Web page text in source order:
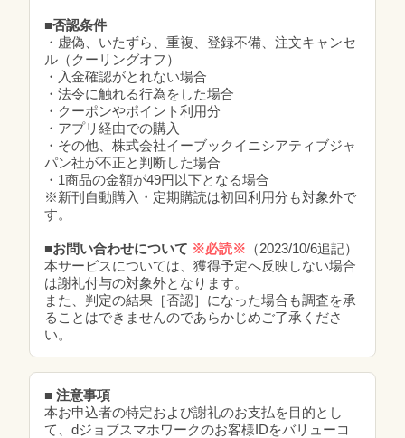
■否認条件
・虚偽、いたずら、重複、登録不備、注文キャンセ
ル（クーリングオフ）
・入金確認がとれない場合
・法令に触れる行為をした場合
・クーポンやポイント利用分
・アプリ経由での購入
・その他、株式会社イーブックイニシアティブジャ
パン社が不正と判断した場合
・1商品の金額が49円以下となる場合
※新刊自動購入・定期購読は初回利用分も対象外で
す。
■お問い合わせについて ※必読※ （2023/10/6追記）
本サービスについては、獲得予定へ反映しない場合
は謝礼付与の対象外となります。
また、判定の結果［否認］になった場合も調査を承
ることはできませんのであらかじめご了承くださ
い。
■ 注意事項
本お申込者の特定および謝礼のお支払を目的とし
て、dジョブスマホワークのお客様IDをバリューコ